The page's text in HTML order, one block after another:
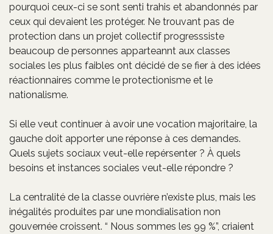
pourquoi ceux-ci se sont senti trahis et abandonnés par
ceux qui devaient les protéger. Ne trouvant pas de
protection dans un projet collectif progresssiste
beaucoup de personnes apparteannt aux classes
sociales les plus faibles ont décidé de se fier à des idées
réactionnaires comme le protectionisme et le
nationalisme.
Si elle veut continuer à avoir une vocation majoritaire, la
gauche doit apporter une réponse à ces demandes.
Quels sujets sociaux veut-elle repérsenter ? À quels
besoins et instances sociales veut-elle répondre ?
La centralité de la classe ouvrière n’existe plus, mais les
inégalités produites par une mondialisation non
gouvernée croissent. “ Nous sommes les 99 %”, criaient